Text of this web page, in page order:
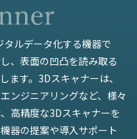
ルデータ化する機器で
、表面の凹凸を読み取る
ます。3Dスキャナーは、
ンジニアリングなど、様々
高精度な3Dスキャナーを
器の提案や導入サポート